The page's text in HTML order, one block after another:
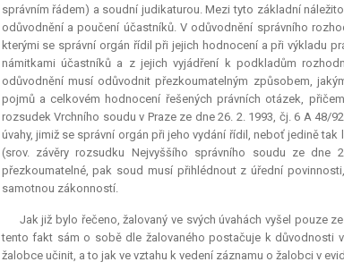
správním řádem) a soudní judikaturou. Mezi tyto základní
odůvodnění a poučení účastníků. V odůvodnění správního
kterými se správní orgán řídil při jejich hodnocení a při výkladu
námitkami účastníků a z jejich vyjádření k podkladům
odůvodnění musí odůvodnit přezkoumatelným způsobem,
pojmů a celkovém hodnocení řešených právních otázek,
rozsudek Vrchního soudu v Praze ze dne 26. 2. 1993, čj. 6 A
úvahy, jimiž se správní orgán při jeho vydání řídil, neboť jedině
(srov. závěry rozsudku Nejvyššího správního soudu ze
přezkoumatelné, pak soud musí přihlédnout z úřední
samotnou zákonností.
Jak již bylo řečeno, žalovaný ve svých úvahách vyšel pouze
tento fakt sám o sobě dle žalovaného postačuje k důvodnosti
žalobce učinit, a to jak ve vztahu k vedení záznamu o žalobci v